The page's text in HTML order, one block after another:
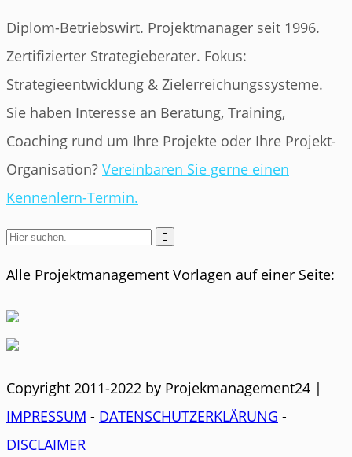
Diplom-Betriebswirt. Projektmanager seit 1996.
Zertifizierter Strategieberater. Fokus:
Strategieentwicklung & Zielerreichungssysteme.
Sie haben Interesse an Beratung, Training,
Coaching rund um Ihre Projekte oder Ihre Projekt-
Organisation? Vereinbaren Sie gerne einen
Kennenlern-Termin.

Alle Projektmanagement Vorlagen auf einer Seite:
Copyright 2011-2022 by Projekmanagement24 |
IMPRESSUM - DATENSCHUTZERKLÄRUNG -
DISCLAIMER